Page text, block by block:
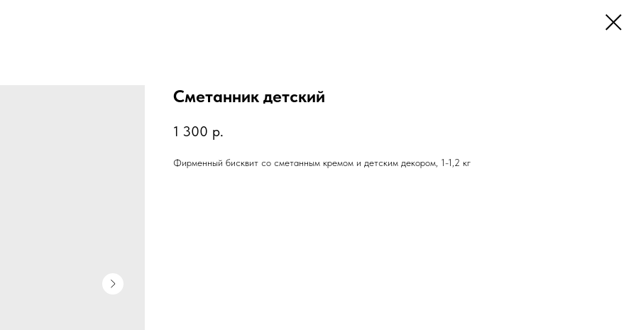
Сметанник детский
1 300 р.
Фирменный бисквит со сметанным кремом и детским декором, 1-1,2 кг